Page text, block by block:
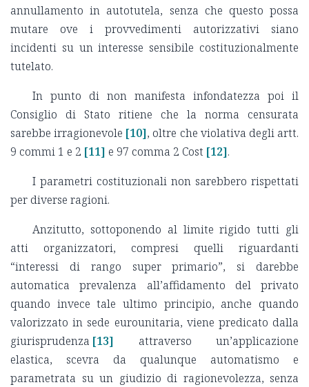
annullamento in autotutela, senza che questo possa
mutare ove i provvedimenti autorizzativi siano
incidenti su un interesse sensibile costituzionalmente
tutelato.
In punto di non manifesta infondatezza poi il
Consiglio di Stato ritiene che la norma censurata
sarebbe irragionevole [10], oltre che violativa degli artt.
9 commi 1 e 2 [11] e 97 comma 2 Cost [12].
I parametri costituzionali non sarebbero rispettati
per diverse ragioni.
Anzitutto, sottoponendo al limite rigido tutti gli
atti organizzatori, compresi quelli riguardanti
“interessi di rango super primario”, si darebbe
automatica prevalenza all’affidamento del privato
quando invece tale ultimo principio, anche quando
valorizzato in sede eurounitaria, viene predicato dalla
giurisprudenza [13] attraverso un’applicazione
elastica, scevra da qualunque automatismo e
parametrata su un giudizio di ragionevolezza, senza